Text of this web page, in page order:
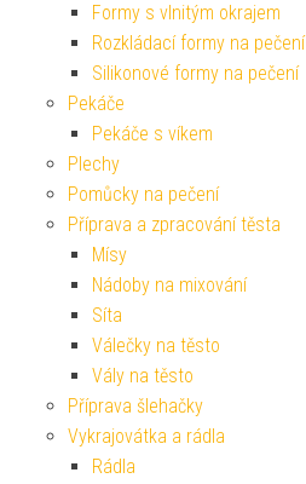
Formy s vlnitým okrajem
Rozkládací formy na pečení
Silikonové formy na pečení
Pekáče
Pekáče s víkem
Plechy
Pomůcky na pečení
Příprava a zpracování těsta
Mísy
Nádoby na mixování
Síta
Válečky na těsto
Vály na těsto
Příprava šlehačky
Vykrajovátka a rádla
Rádla